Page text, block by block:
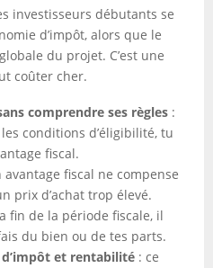
investisseurs débutants se
d’impôt, alors que le
du projet. C’est une
coûter cher.
comprendre ses règles :
conditions d’éligibilité, tu
fiscal.
avantage fiscal ne compense
prix d’achat trop élevé.
fin de la période fiscale, il
du bien ou de tes parts.
et rentabilité : ce